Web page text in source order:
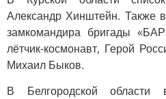
Александр Хинштейн. Также
замкомандира бригады
лётчик-космонавт, Герой
Михаил Быков.
В Белгородской